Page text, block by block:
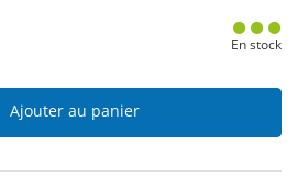
En stock
Ajouter au panier